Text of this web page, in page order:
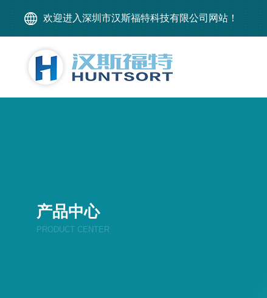
欢迎进入深圳市汉斯福特科技有限公司网站！
产品中心
PRODUCT CENTER